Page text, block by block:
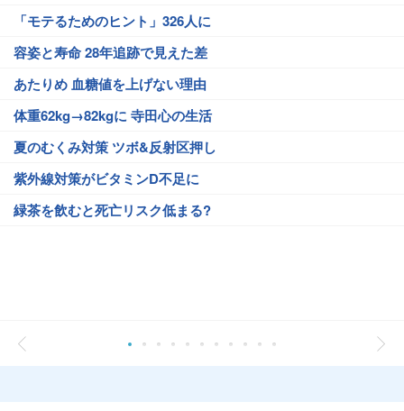
「モテるためのヒント」326人に
容姿と寿命 28年追跡で見えた差
あたりめ 血糖値を上げない理由
体重62kg→82kgに 寺田心の生活
夏のむくみ対策 ツボ&反射区押し
紫外線対策がビタミンD不足に
緑茶を飲むと死亡リスク低まる?